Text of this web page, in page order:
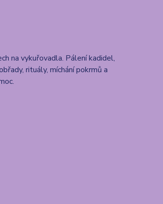
na vykuřovadla. Pálení kadidel,
rituály, míchání pokrmů a